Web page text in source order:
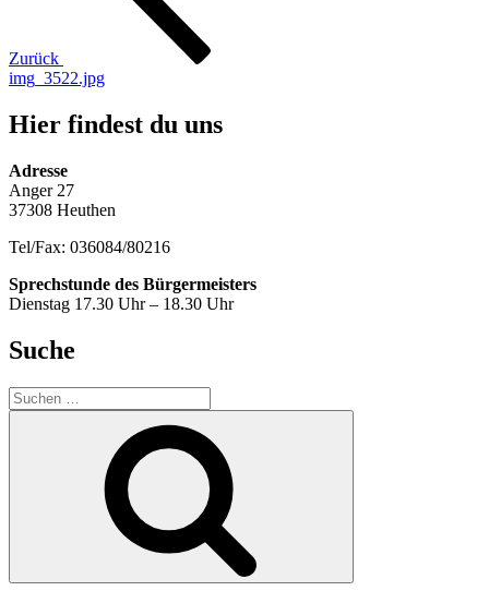
Zurück
img_3522.jpg
Hier findest du uns
Adresse
Anger 27
37308 Heuthen
Tel/Fax: 036084/80216
Sprechstunde des Bürgermeisters
Dienstag 17.30 Uhr – 18.30 Uhr
Suche
Suche
nach: